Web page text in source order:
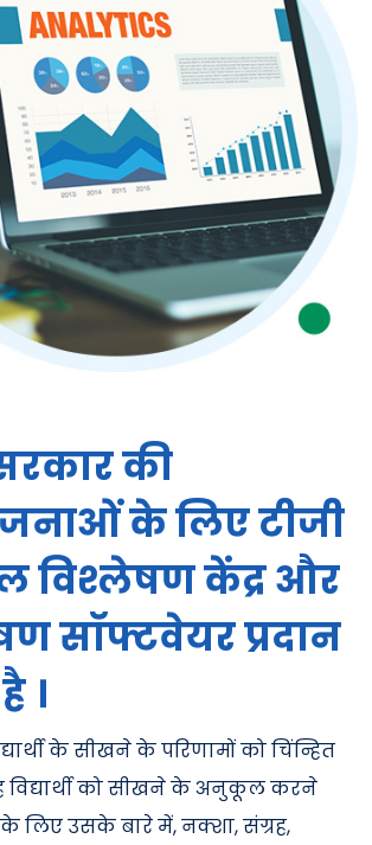
की
के लिए टीजी
विश्लेषण केंद्र और
सॉफ्टवेयर प्रदान
।
के सीखने के परिणामों को चिंन्हित
विद्यार्थी को सीखने के अनुकूल करने
उसके बारे में, नक्शा, संग्रह,